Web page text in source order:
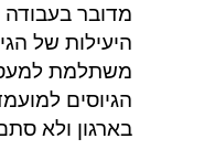
מדובר
היעילות של
משתלמת
הגיוסים
בארגון ולא